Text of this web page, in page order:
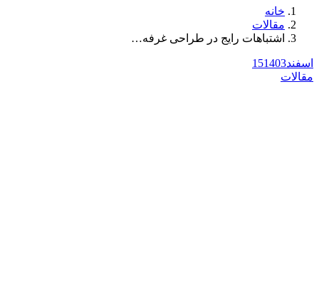
خانه
مقالات
اشتباهات رایج در طراحی غرفه…
اسفند 151403
مقالات